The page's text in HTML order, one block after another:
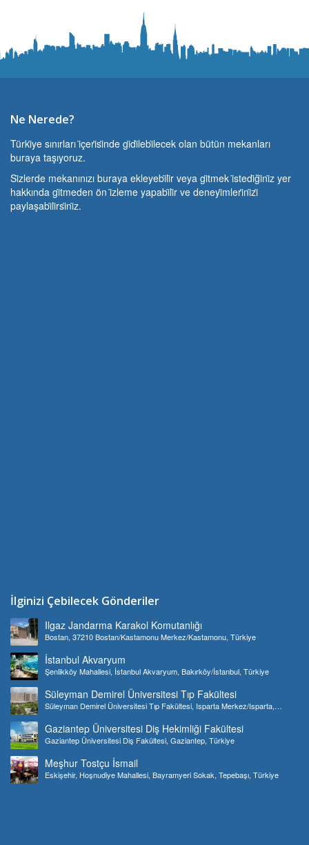
Ne Nerede?
Türki̇ye sınırları i̇çeri̇si̇nde gi̇di̇lebi̇lecek olan bütün mekanları
buraya taşıyoruz.
Si̇zlerde mekanınızı buraya ekleyebi̇li̇r veya gi̇tmek i̇stedi̇ği̇ni̇z yer
hakkında gi̇tmeden ön i̇zleme yapabi̇li̇r ve deneyi̇mleri̇ni̇zi̇
paylaşabi̇li̇rsi̇ni̇z.
İlginizi Çebilecek Gönderiler
Ilgaz Jandarma Karakol Komutanlığı
Bostan, 37210 Bostan/Kastamonu Merkez/Kastamonu, Türkiye
İstanbul Akvaryum
Şenlikköy Mahallesi, İstanbul Akvaryum, Bakırköy/İstanbul, Türkiye
Süleyman Demirel Üniversitesi Tıp Fakültesi
Süleyman Demirel Üniversitesi Tıp Fakültesi, Isparta Merkez/Isparta,
Gaziantep Üniversitesi Diş Hekimliği Fakültesi
Gaziantep Üniversitesi Diş Fakültesi, Gaziantep, Türkiye
Meşhur Tostçu İsmail
Eskişehir, Hoşnudiye Mahallesi, Bayramyeri Sokak, Tepebaşı, Türkiye